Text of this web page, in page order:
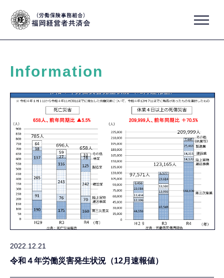
Information
2022.12.21
令和４年労働災害発生状況（12月速報値）